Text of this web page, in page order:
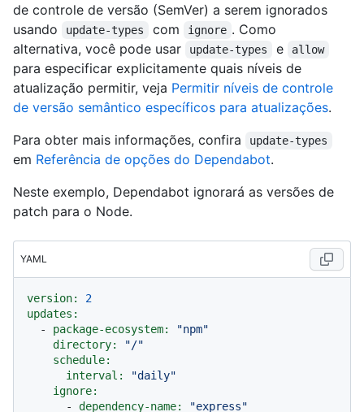
de controle de versão (SemVer) a serem ignorados
usando
update-types com ignore . Como
alternativa, você pode usar
update-types e allow
para especificar explicitamente quais níveis de
atualização permitir, veja Permitir níveis de controle
de versão semântico específicos para atualizações.
Para obter mais informações, confira
update-types
em Referência de opções do Dependabot.
Neste exemplo, Dependabot ignorará as versões de
patch para o Node.
YAML
version:
2
updates:
-
package-ecosystem:
"npm"
directory:
"/"
schedule:
interval:
"daily"
ignore:
-
dependency-name:
"express"